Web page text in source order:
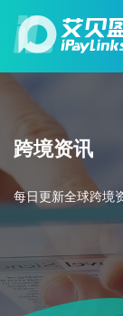
跨境资讯
每日更新全球跨境